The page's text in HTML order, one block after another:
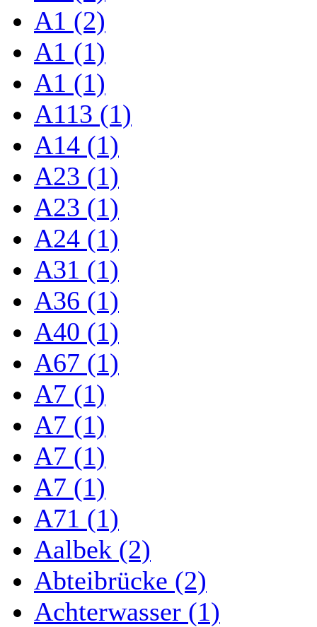
A1 (2)
A1 (1)
A1 (1)
A113 (1)
A14 (1)
A23 (1)
A23 (1)
A24 (1)
A31 (1)
A36 (1)
A40 (1)
A67 (1)
A7 (1)
A7 (1)
A7 (1)
A7 (1)
A71 (1)
Aalbek (2)
Abteibrücke (2)
Achterwasser (1)